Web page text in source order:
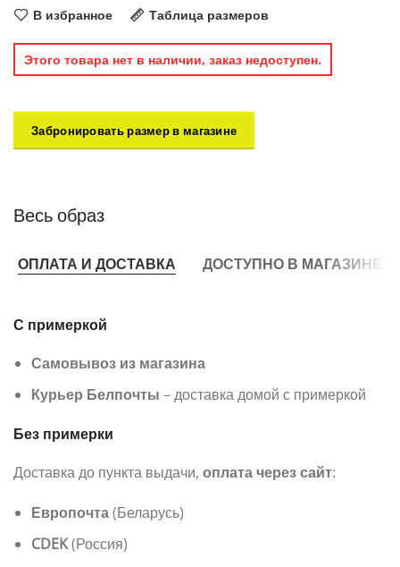
В избранное Таблица размеров
Этого товара нет в наличии, заказ недоступен.
Забронировать размер в магазине
Весь образ
ОПЛАТА И ДОСТАВКА ДОСТУПНО В МАГАЗИНЕ
С примеркой
Самовывоз из магазина
Курьер Белпочты – доставка домой с примеркой
Без примерки
Доставка до пункта выдачи, оплата через сайт:
Европочта(Беларусь)
CDEK(Россия)